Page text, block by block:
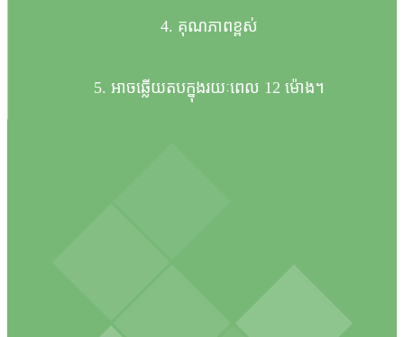
4. គុណភាពខ្ពស់
5. អាចឆ្លើយតបក្នុងរយៈពេល 12 ម៉ោង។